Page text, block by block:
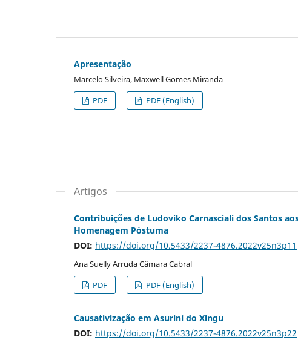
Apresentação
Marcelo Silveira, Maxwell Gomes Miranda
PDF
PDF (English)
Artigos
Contribuições de Ludoviko Carnasciali dos Santos
Homenagem Póstuma
DOI: https://doi.org/10.5433/2237-4876.2022v25n3p11
Ana Suelly Arruda Câmara Cabral
PDF
PDF (English)
Causativização em Asuriní do Xingu
DOI: https://doi.org/10.5433/2237-4876.2022v25n3p22